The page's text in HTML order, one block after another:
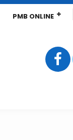
PMB ONLINE